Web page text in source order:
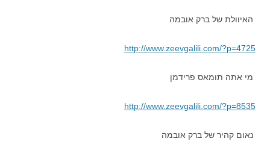
האיוולת של ברק אובמה
http://www.zeevgalili.com/?p=4725
מי אתה תומאס פרידמן
http://www.zeevgalili.com/?p=8535
נאום קהיר של ברק אובמה